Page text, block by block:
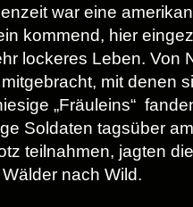
war eine
kommend, hier
lockeres Leben. Von
mit denen
„Fräuleins“
Soldaten tagsüber
teilnahmen, jagten
nach Wild.